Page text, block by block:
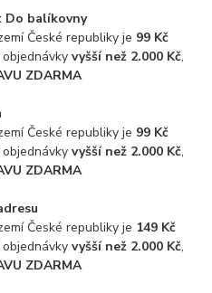
Do balíkovny
České republiky je 99 Kč
objednávkyvyšší než 2.000 Kč,
ZDARMA
České republiky je 99 Kč
objednávkyvyšší než 2.000 Kč,
ZDARMA
České republiky je 149 Kč
objednávkyvyšší než 2.000 Kč,
ZDARMA